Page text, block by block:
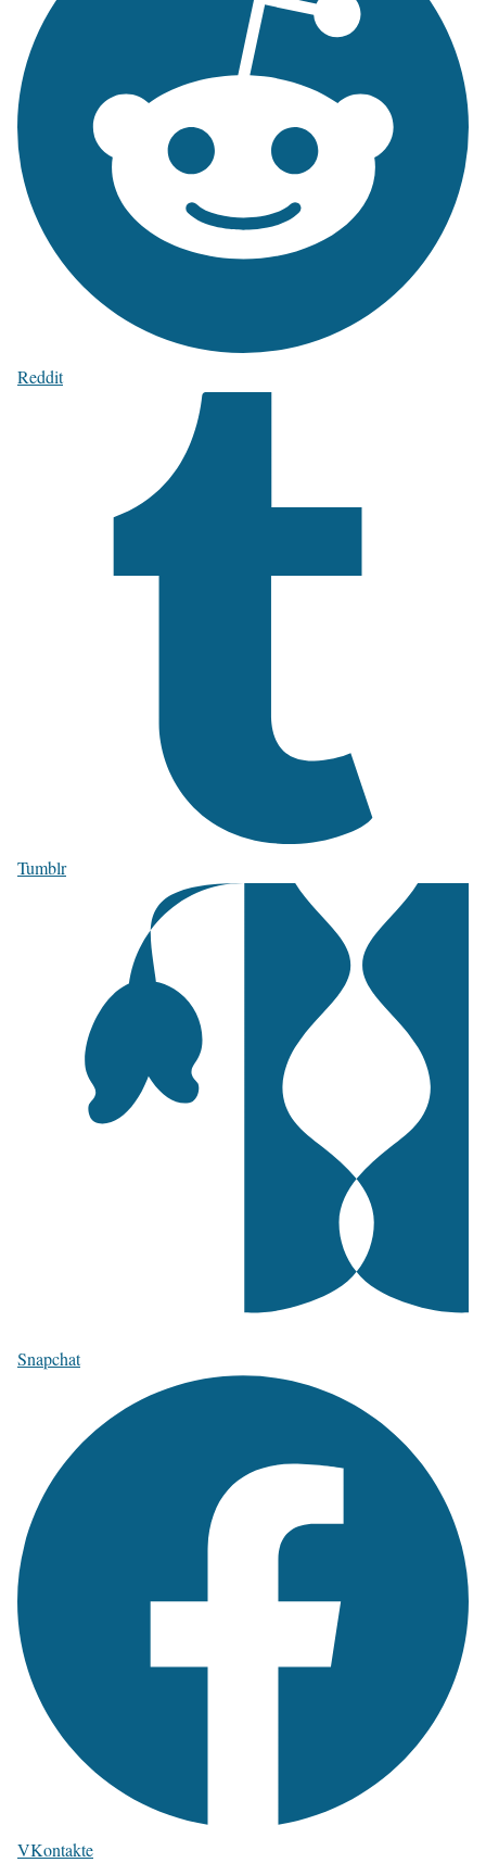
Reddit
Tumblr
Snapchat
VKontakte